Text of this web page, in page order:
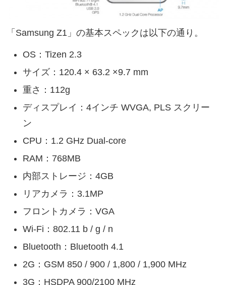
「Samsung Z1」の基本スペックは以下の通り。
OS：Tizen 2.3
サイズ：120.4 × 63.2 ×9.7 mm
重さ：112g
ディスプレイ：4インチ WVGA, PLS スクリー
ン
CPU：1.2 GHz Dual-core
RAM：768MB
内部ストレージ：4GB
リアカメラ：3.1MP
フロントカメラ：VGA
Wi-Fi：802.11 b / g / n
Bluetooth：Bluetooth 4.1
2G：GSM 850 / 900 / 1,800 / 1,900 MHz
3G：HSDPA 900/2100 MHz